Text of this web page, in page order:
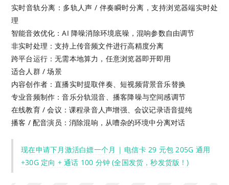
实时音轨分离：多轨人声 / 伴奏瞬时分离，支持浏览器端实时处
理
智能音效优化：AI 降噪消除环境底噪，混响参数自由调节
非实时处理：支持上传音频文件进行高精度分离
跨平台运行：无需本地算力，任意浏览器即开即用
适合人群 / 场景
内容创作者：直播实时提取伴奏、短视频背景音乐替换
专业音频制作：音乐分轨混音、播客降噪与空间感调节
在线教育 / 会议：课程录音人声增强、会议记录语音提纯
播客 / 配音演员：消除混响，从嘈杂的环境中分离对话
现在申请下月激活白嫖一个月 | 电信卡 29 元包 205G 通用
+30G 定向 + 通话 100 分钟 (全国发货，秒发货版！)